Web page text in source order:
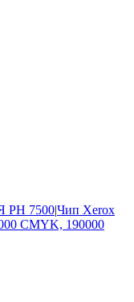
7500|Чип Xerox
CMYK, 190000